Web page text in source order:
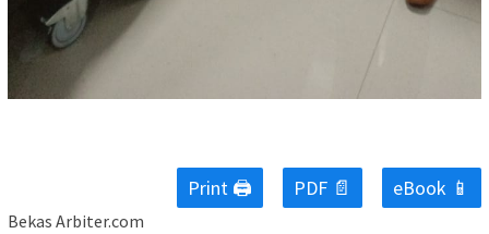
Print 🖨 PDF 📄 eBook 📱
Bekas Arbiter.com